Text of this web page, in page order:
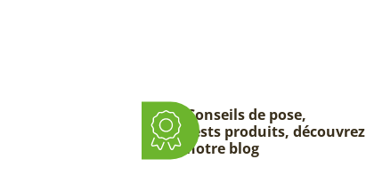
Conseils de pose,
tests produits, découvrez
notre blog